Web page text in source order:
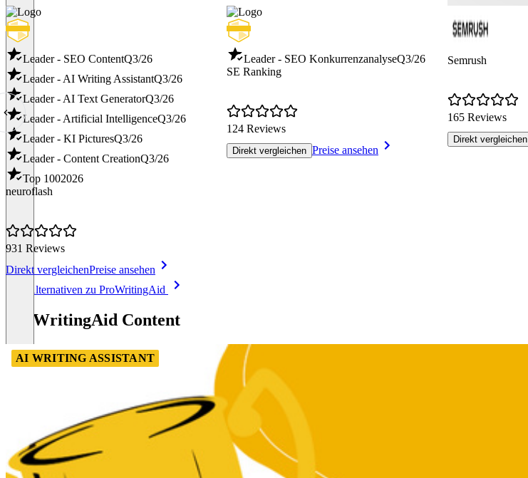
Leader - SEO ContentQ3/26
Leader - AI Writing AssistantQ3/26
Leader - AI Text GeneratorQ3/26
Leader - Artificial IntelligenceQ3/26
Leader - KI PicturesQ3/26
Leader - Content CreationQ3/26
Top 1002026
neuroflash
931 Reviews
Direkt vergleichenPreise ansehen
Leader - SEO KonkurrenzanalyseQ3/26
SE Ranking
124 Reviews
Direkt vergleichen Preise ansehen
Semrush
165 Reviews
Direkt vergleichen
Alle Alternativen zu ProWritingAid
ProWritingAid Content
AI WRITING ASSISTANT